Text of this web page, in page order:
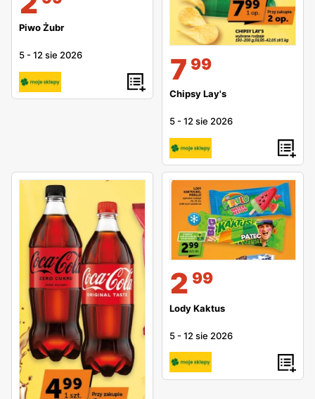
Piwo Żubr
5 -12 sie 2026 7 99
Chipsy Lay's
5 -12 sie 2026
2 99
Lody Kaktus
5 -12 sie 2026